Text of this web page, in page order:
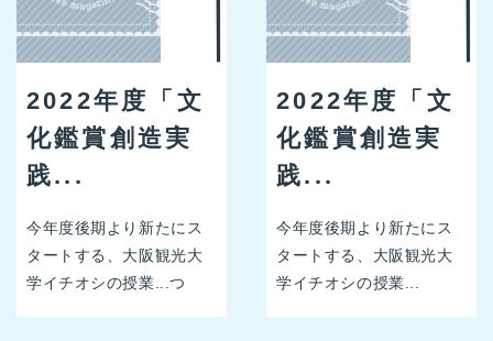
2022年度「文
化鑑賞創造実
践...
今年度後期より新たにス
タートする、大阪観光大
学イチオシの授業...つ
2022年度「文
化鑑賞創造実
践...
今年度後期より新たにス
タートする、大阪観光大
学イチオシの授業...